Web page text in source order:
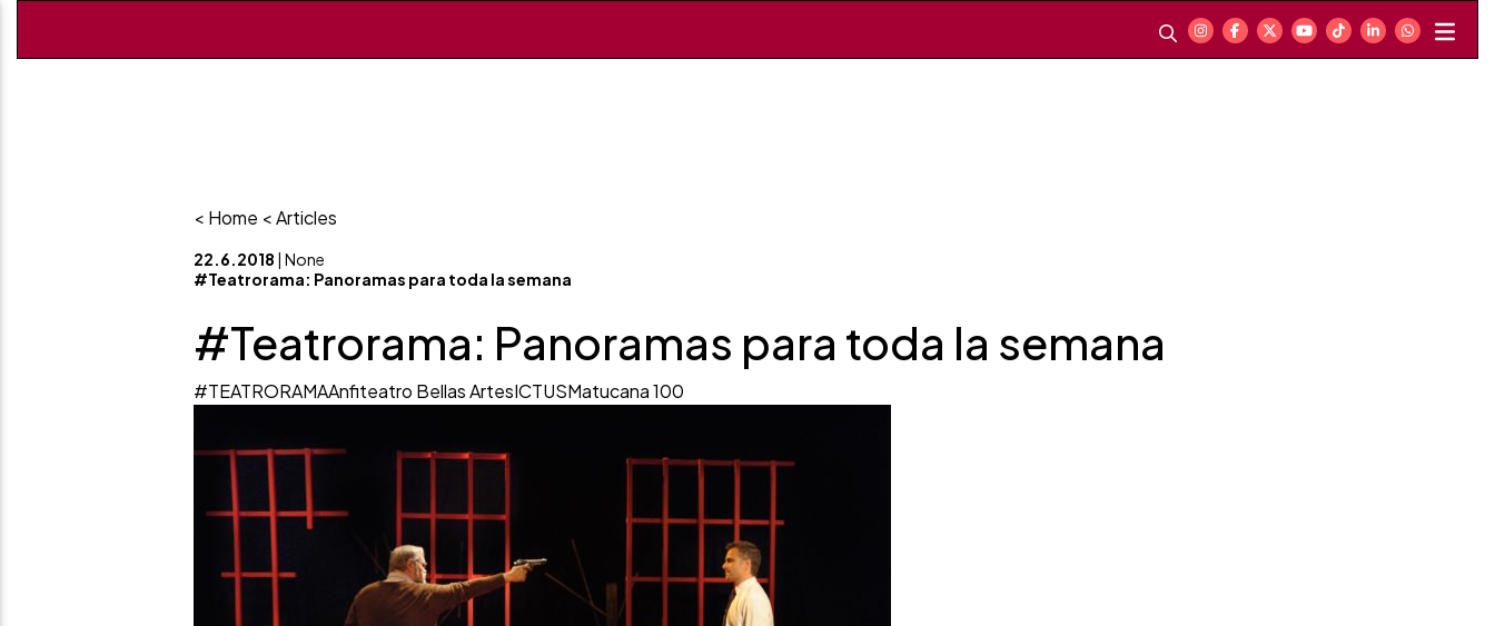
< Home < Articles
22.6.2018 | None
#Teatrorama: Panoramas para toda la semana
#Teatrorama: Panoramas para toda la semana
#TEATRORAMAAnfiteatro Bellas ArtesICTUSMatucana 100